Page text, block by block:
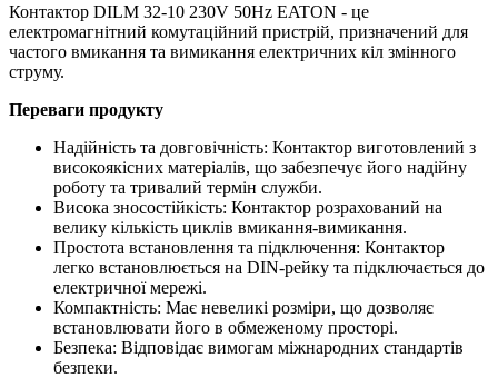
Контактор DILM 32-10 230V 50Hz EATON - це
електромагнітний комутаційний пристрій, призначений для
частого вмикання та вимикання електричних кіл змінного
струму.
Переваги продукту
Надійність та довговічність: Контактор виготовлений з
високоякісних матеріалів, що забезпечує його надійну
роботу та тривалий термін служби.
Висока зносостійкість: Контактор розрахований на
велику кількість циклів вмикання-вимикання.
Простота встановлення та підключення: Контактор
легко встановлюється на DIN-рейку та підключається до
електричної мережі.
Компактність: Має невеликі розміри, що дозволяє
встановлювати його в обмеженому просторі.
Безпека: Відповідає вимогам міжнародних стандартів
безпеки.